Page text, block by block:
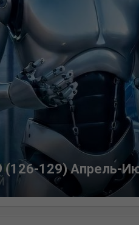
(126-129) Апрель-